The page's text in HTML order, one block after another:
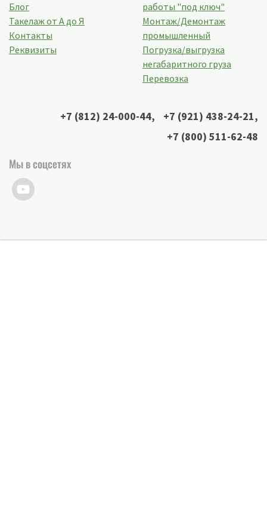
Блог
Такелаж от А до Я
Контакты
Реквизиты
работы "под ключ"
Монтаж/Демонтаж
промышленный
Погрузка/выгрузка
негабаритного груза
Перевозка
+7 (812) 24-000-44, +7 (921) 438-24-21,
+7 (800) 511-62-48
Мы в соцсетях